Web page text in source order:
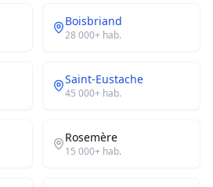
Boisbriand
28 000+ hab.
Saint-Eustache
45 000+ hab.
Rosemère
15 000+ hab.